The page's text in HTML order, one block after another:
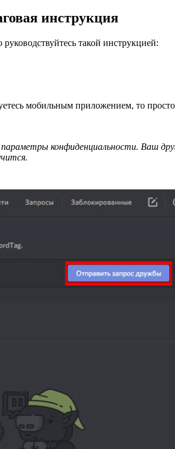
инструкция
такой инструкцией:
мобильным приложением, то
конфиденциальности. Ваш